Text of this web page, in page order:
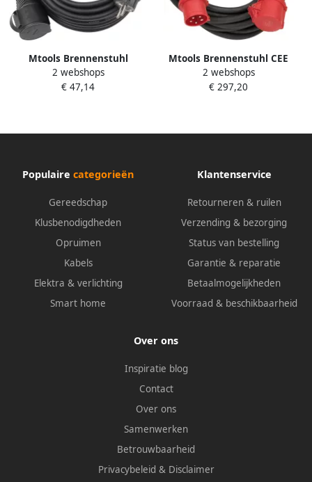
Mtools Brennenstuhl
Verlengsnoer voor
bouwplaatsen IP44 25m
2 webshops
€ 47,14
Mtools Brennenstuhl CEE
verlengsnoer IP44 25m zwart
H07RN-F 5G6 0 5-polig |
2 webshops
€ 297,20
Populaire categorieën
Gereedschap
Klusbenodigdheden
Opruimen
Kabels
Elektra & verlichting
Smart home
Klantenservice
Retourneren & ruilen
Verzending & bezorging
Status van bestelling
Garantie & reparatie
Betaalmogelijkheden
Voorraad & beschikbaarheid
Over ons
Inspiratie blog
Contact
Over ons
Samenwerken
Betrouwbaarheid
Privacybeleid & Disclaimer